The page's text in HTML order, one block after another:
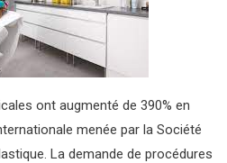
ont augmenté de 390% en
menée par la Société
La demande de procédures